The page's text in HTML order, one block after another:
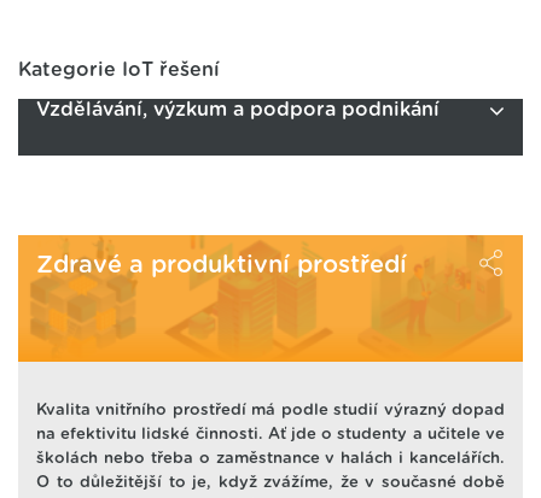
Kategorie IoT řešení
Vzdělávání, výzkum a podpora podnikání
Zdravé a produktivní prostředí
Kvalita vnitřního prostředí má podle studií výrazný dopad
na efektivitu lidské činnosti. Ať jde o studenty a učitele ve
školách nebo třeba o zaměstnance v halách i kancelářích.
O to důležitější to je, když zvážíme, že v současné době